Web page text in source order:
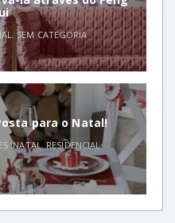
,SEM CATEGORIA
para o Natal!
,NATAL,RESIDENCIAL